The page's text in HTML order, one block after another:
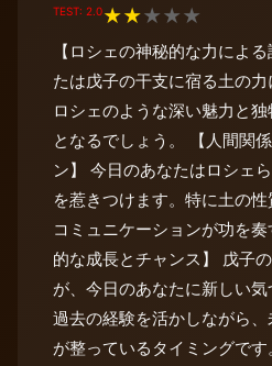
TEST: 2.0★★★★★
【ロシェの神秘的な力によ
たは戊子の干支に宿る土の力
ロシェのような深い魅力と
となるでしょう。 【人間関
ン】 今日のあなたはロシェ
を惹きつけます。特に土の
コミュニケーションが功を
的な成長とチャンス】 戊子
が、今日のあなたに新しい気
過去の経験を活かしながら
が整っているタイミングです